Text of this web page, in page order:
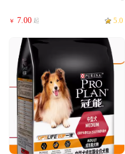
￥ 7.00 起 5.0